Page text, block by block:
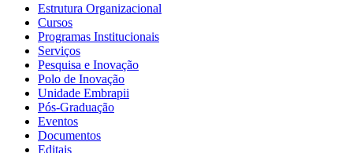
Estrutura Organizacional
Cursos
Programas Institucionais
Serviços
Pesquisa e Inovação
Polo de Inovação
Unidade Embrapii
Pós-Graduação
Eventos
Documentos
Editais